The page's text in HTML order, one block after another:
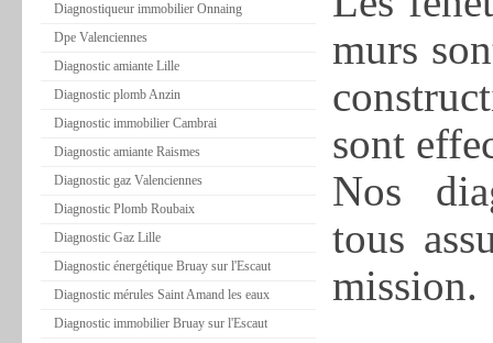
Diagnostiqueur immobilier Onnaing
Dpe Valenciennes
Diagnostic amiante Lille
Diagnostic plomb Anzin
Diagnostic immobilier Cambrai
Diagnostic amiante Raismes
Diagnostic gaz Valenciennes
Diagnostic Plomb Roubaix
Diagnostic Gaz Lille
Diagnostic énergétique Bruay sur l'Escaut
Diagnostic mérules Saint Amand les eaux
Diagnostic immobilier Bruay sur l'Escaut
murs
sont
Nos
tous
mission.